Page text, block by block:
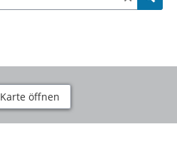
Karte öffnen